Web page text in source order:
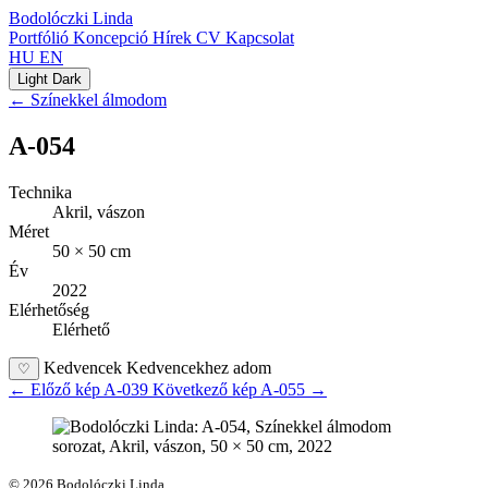
Bodolóczki Linda
Portfólió Koncepció Hírek CV Kapcsolat
HU EN
Light Dark
← Színekkel álmodom
A-054
Technika
Akril, vászon
Méret
50 × 50 cm
Év
2022
Elérhetőség
Elérhető
♡ Kedvencek Kedvencekhez adom
← Előző kép A-039 Következő kép A-055 →
© 2026 Bodolóczki Linda